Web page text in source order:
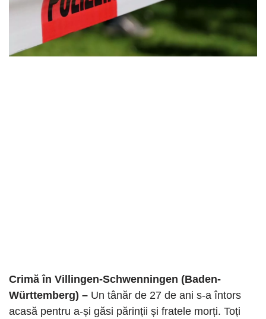
Crimă în Villingen-Schwenningen (Baden-
Württemberg) – Un tânăr de 27 de ani s-a întors
acasă pentru a-și găsi părinții și fratele morți. Toți